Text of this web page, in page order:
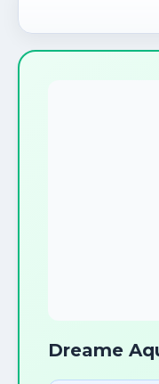
Dreame